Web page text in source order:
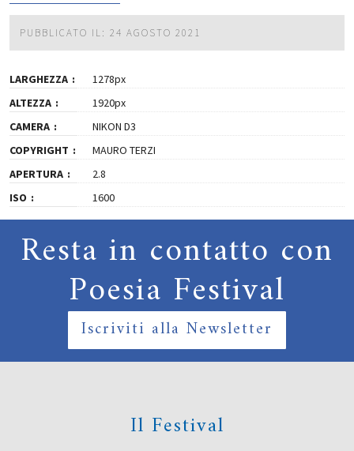
PUBBLICATO IL: 24 AGOSTO 2021
LARGHEZZA
1278px
ALTEZZA
1920px
CAMERA
NIKON D3
COPYRIGHT
MAURO TERZI
APERTURA
2.8
ISO
1600
Resta in contatto con
Poesia Festival
Iscriviti alla Newsletter
Il Festival